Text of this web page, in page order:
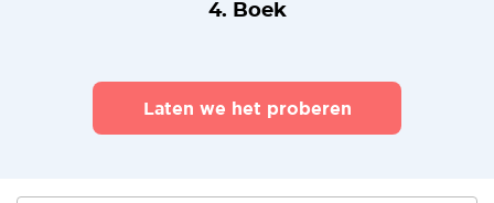
4. Boek
Laten we het proberen